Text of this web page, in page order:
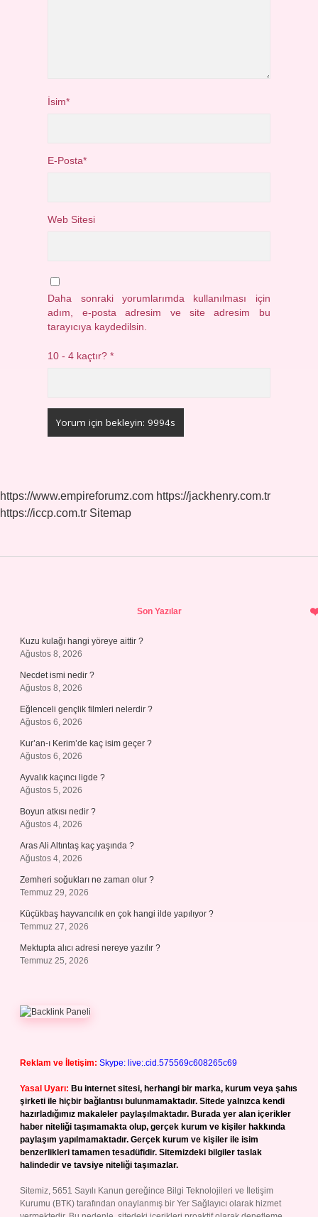
İsim*
E-Posta*
Web Sitesi
Daha sonraki yorumlarımda kullanılması için
adım, e-posta adresim ve site adresim bu
tarayıcıya kaydedilsin.
10 - 4 kaçtır?*
https://www.empireforumz.com https://jackhenry.com.tr
https://iccp.com.tr Sitemap
Son Yazılar
Kuzu kulağı hangi yöreye aittir ?
Ağustos 8, 2026
Necdet ismi nedir ?
Ağustos 8, 2026
Eğlenceli gençlik filmleri nelerdir ?
Ağustos 6, 2026
Kur’an-ı Kerim’de kaç isim geçer ?
Ağustos 6, 2026
Ayvalık kaçıncı ligde ?
Ağustos 5, 2026
Boyun atkısı nedir ?
Ağustos 4, 2026
Aras Ali Altıntaş kaç yaşında ?
Ağustos 4, 2026
Zemheri soğukları ne zaman olur ?
Temmuz 29, 2026
Küçükbaş hayvancılık en çok hangi ilde yapılıyor ?
Temmuz 27, 2026
Mektupta alıcı adresi nereye yazılır ?
Temmuz 25, 2026
Reklam ve İletişim: Skype: live:.cid.575569c608265c69
Yasal Uyarı: Bu internet sitesi, herhangi bir marka, kurum veya şahıs
şirketi ile hiçbir bağlantısı bulunmamaktadır. Sitede yalnızca kendi
hazırladığımız makaleler paylaşılmaktadır. Burada yer alan içerikler
haber niteliği taşımamakta olup, gerçek kurum ve kişiler hakkında
paylaşım yapılmamaktadır. Gerçek kurum ve kişiler ile isim
benzerlikleri tamamen tesadüfidir. Sitemizdeki bilgiler taslak
halindedir ve tavsiye niteliği taşımazlar.
Sitemiz, 5651 Sayılı Kanun gereğince Bilgi Teknolojileri ve İletişim
Kurumu (BTK) tarafından onaylanmış bir Yer Sağlayıcı olarak hizmet